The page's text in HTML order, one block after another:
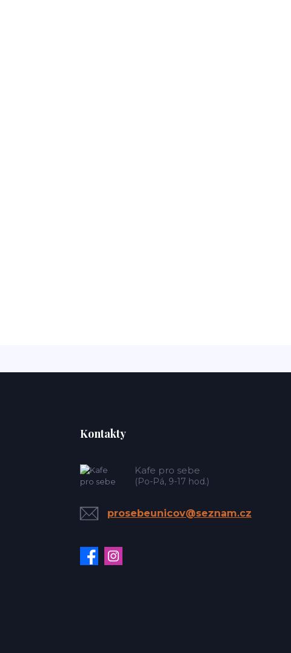
Kontakty
Kafe pro sebe
(Po-Pá, 9-17 hod.)
prosebeunicov@seznam.cz